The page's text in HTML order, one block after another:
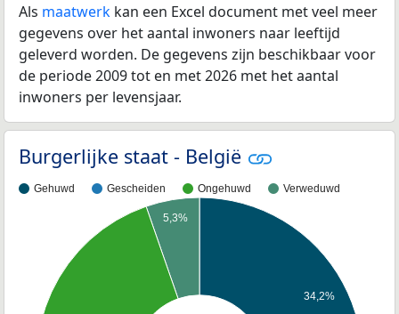
Als maatwerk kan een Excel document met veel meer
gegevens over het aantal inwoners naar leeftijd
geleverd worden. De gegevens zijn beschikbaar voor
de periode 2009 tot en met 2026 met het aantal
inwoners per levensjaar.
Burgerlijke staat - België
Gehuwd Gescheiden Ongehuwd Verweduwd
34,2%
5,3%